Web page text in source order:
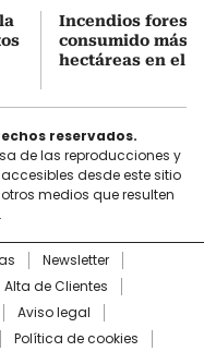
Incendios
consumido más
hectáreas en el
reservados.
de las reproducciones y
desde este sitio
medios que resulten
Newsletter
Alta de Clientes
Aviso legal
Política de cookies